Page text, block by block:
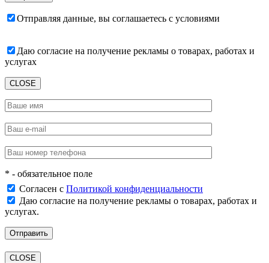
Отправляя данные, вы соглашаетесь с условиями
Даю согласие на получение рекламы о товарах, работах и
услугах
CLOSE
* - обязательное поле
Согласен с Политикой конфиденциальности
Даю согласие на получение рекламы о товарах, работах и
услугах.
CLOSE